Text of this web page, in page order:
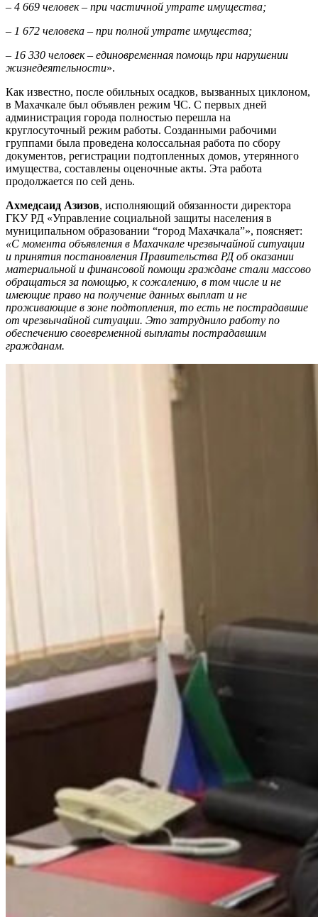
– 4 669 человек – при частичной утрате имущества;
– 1 672 человека – при полной утрате имущества;
– 16 330 человек – единовременная помощь при нарушении
жизнедеятельности».
Как известно, после обильных осадков, вызванных циклоном,
в Махачкале был объявлен режим ЧС. С первых дней
администрация города полностью перешла на
круглосуточный режим работы. Созданными рабочими
группами была проведена колоссальная работа по сбору
документов, регистрации подтопленных домов, утерянного
имущества, составлены оценочные акты. Эта работа
продолжается по сей день.
Ахмедсаид Азизов, исполняющий обязанности директора
ГКУ РД «Управление социальной защиты населения в
муниципальном образовании “город Махачкала”», поясняет:
«С момента объявления в Махачкале чрезвычайной ситуации
и принятия постановления Правительства РД об оказании
материальной и финансовой помощи граждане стали массово
обращаться за помощью, к сожалению, в том числе и не
имеющие право на получение данных выплат и не
проживающие в зоне подтопления, то есть не пострадавшие
от чрезвычайной ситуации. Это затруднило работу по
обеспечению своевременной выплаты пострадавшим
гражданам.